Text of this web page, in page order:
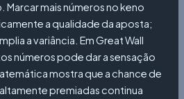
Marcar mais números no keno
a qualidade da aposta;
a variância. Em Great Wall
números pode dar a sensação
mostra que a chance de
premiadas continua